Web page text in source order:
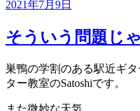
投
日:
2021年7月9日
そういう問題じ
巣鴨の学割のある駅近ギ
ター教室のSatoshiです。
また微妙な天気…。